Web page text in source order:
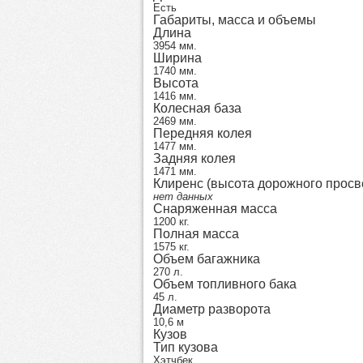
Есть
Габариты, масса и объемы
Длина
3954 мм.
Ширина
1740 мм.
Высота
1416 мм.
Колесная база
2469 мм.
Передняя колея
1477 мм.
Задняя колея
1471 мм.
Клиренс (высота дорожного
нет данных
Снаряженная масса
1200 кг.
Полная масса
1575 кг.
Объем багажника
270 л.
Объем топливного бака
45 л.
Диаметр разворота
10,6 м
Кузов
Тип кузова
Хэтчбек